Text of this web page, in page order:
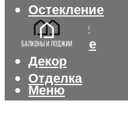
Остекление
Интерьер
Утепление
Декор
Отделка
Меню